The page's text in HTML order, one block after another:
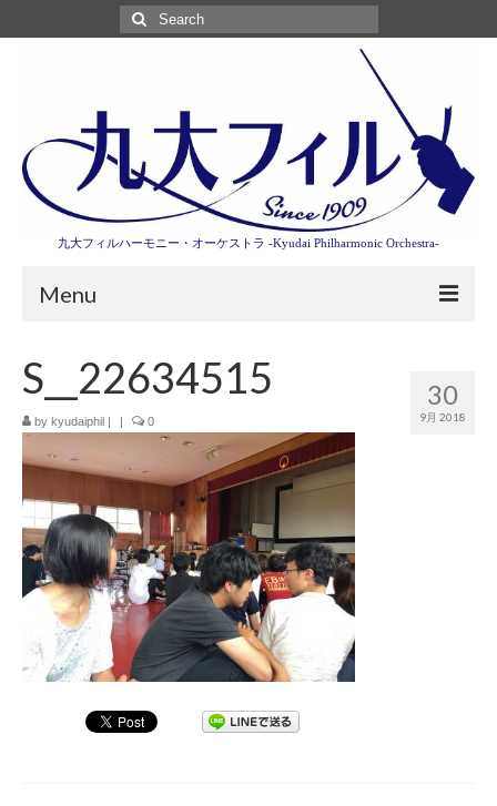
Search
for:
九大フィルハーモニー・オーケストラ -Kyudai Philharmonic Orchestra-
Menu
演奏会情報
卒業記念演奏会2027
九大フィルとは
九大フィルの歴史
ご寄付のお願い
演奏会の歴史
出張演奏
九大フィル特集ページ
30
9月 2018
S__22634515
by kyudaiphil 0